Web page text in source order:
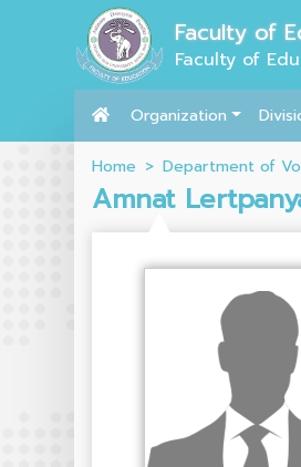
Faculty of
Faculty of
Organization
Home Department of
Amnat